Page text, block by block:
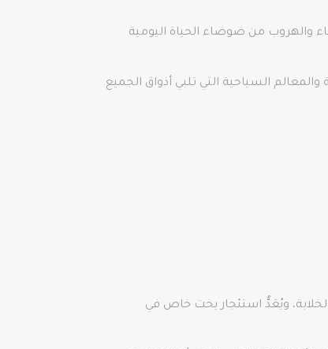
والهروب من ضوضاء الحياة اليومية
السياحية التي تلبي أذواق الجميع.
ويُعَدُّ استئجار يخت خاص في